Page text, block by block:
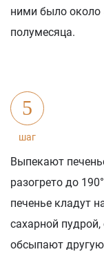
ними было
полумесяца.
5
шаг
Выпекают
разогрето до
печенье кладут
сахарной
обсыпают другую